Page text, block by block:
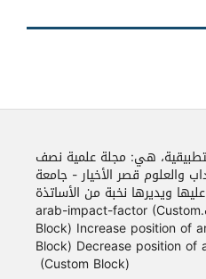
هي: مجلة علمية نصف
والعلوم قصر الأخيار - جامعة
ويديرها نخبة من الأساتذة
والباحثين في مختلف المجالات.arab-impact-factor (Custom
Block) Increase position of
Block) Decrease position
(Custom Block)